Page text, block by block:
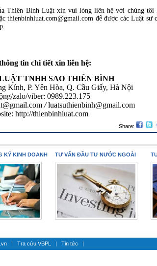
Thiên Bình Luật xin vui lòng liên hệ với chúng tôi
thienbinhluat.com@gmail.com để được các Luật sư
tin chi tiết xin liên hệ:
TNHH SAO THIÊN BÌNH
Kính, P. Yên Hòa, Q. Cầu Giấy, Hà Nội
zalo/viber: 0989.223.175
/ luatsuthienbinh@gmail.com
http://thienbinhluat.com
Share:
KÝ KINH DOANH TƯ VẤN ĐẦU TƯ NƯỚC NGOÀI
| Tra cứu VBPL | Tin tức |